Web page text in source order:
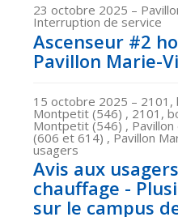
23 octobre 2025 –
Interruption de service
Ascenseur #2
Pavillon Marie-
15 octobre 2025 – 2101,
Montpetit (546) , 2101,
Montpetit (546) , Pavillon
(606 et 614) , Pavillon
usagers
Avis aux
chauffage -
sur le campus